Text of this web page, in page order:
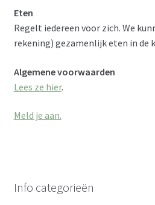
Eten
Regelt iedereen voor zich. We
rekening) gezamenlijk eten in de
Algemene voorwaarden
Lees ze hier.
Meld je aan.
Info categorieën